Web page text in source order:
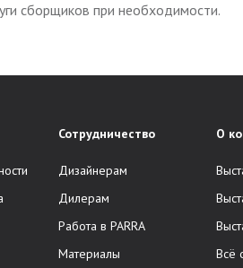
сборщиков при необходимости.
Сотрудничество
Дизайнерам
Дилерам
Работа в PARRA
Материалы
О
Всё